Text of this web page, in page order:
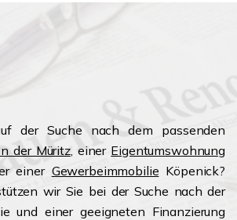
der Suche nach dem passenden
der Müritz, einer Eigentumswohnung
einer Gewerbeimmobilie Köpenick?
wir Sie bei der Suche nach der
und einer geeigneten Finanzierung